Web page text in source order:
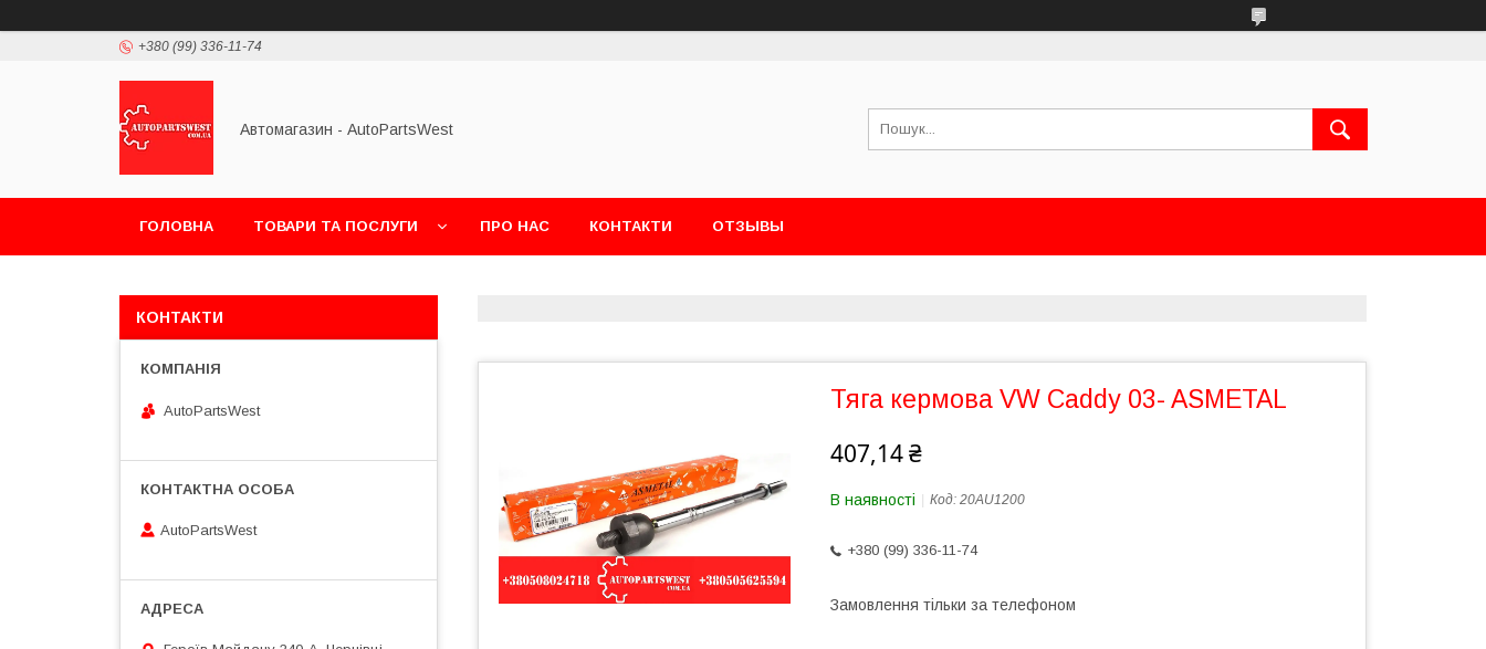
+380 (99) 336-11-74
Автомагазин - AutoPartsWest
ГОЛОВНА ТОВАРИ ТА ПОСЛУГИ ПРО НАС КОНТАКТИ ОТЗЫВЫ
Тяга кермова VW Caddy 03- ASMETAL
407,14 ₴
В наявності Код: 20AU1200
+380 (99) 336-11-74
Замовлення тільки за телефоном
КОНТАКТИ
AutoPartsWest
AutoPartsWest